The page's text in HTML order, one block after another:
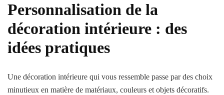
Personnalisation de la
décoration intérieure : des
idées pratiques
Une décoration intérieure qui vous ressemble passe par des choix
minutieux en matière de matériaux, couleurs et objets décoratifs.